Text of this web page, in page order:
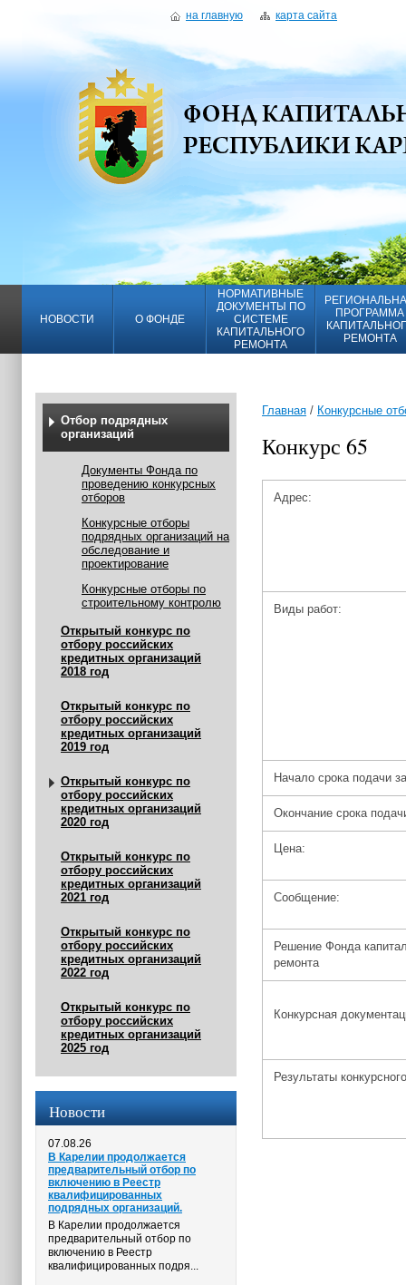
на главную карта сайта
НОВОСТИ О ФОНДЕ
НОРМАТИВНЫЕ
ДОКУМЕНТЫ ПО
СИСТЕМЕ
КАПИТАЛЬНОГО
РЕМОНТА
ПРОГРАММА
РЕМОНТА
Отбор подрядных
организаций
Документы Фонда по
проведению конкурсных
отборов
Конкурсные отборы
подрядных организаций на
обследование и
проектирование
Конкурсные отборы по
строительному контролю
Открытый конкурс по
отбору российских
кредитных организаций
2018 год
Открытый конкурс по
отбору российских
кредитных организаций
2019 год
Открытый конкурс по
отбору российских
кредитных организаций
2020 год
Открытый конкурс по
отбору российских
кредитных организаций
2021 год
Открытый конкурс по
отбору российских
кредитных организаций
2022 год
Открытый конкурс по
отбору российских
кредитных организаций
2025 год
Новости
07.08.26
В Карелии продолжается
предварительный отбор по
включению в Реестр
квалифицированных
подрядных организаций.
В Карелии продолжается
предварительный отбор по
включению в Реестр
квалифицированных подря...
Главная / Конкурсные
Конкурс 65
Адрес:
Виды работ:
Начало срока подачи
Окончание срока
Цена:
Сообщение:
Решение Фонда
ремонта
Конкурсная
Результаты